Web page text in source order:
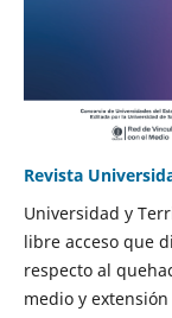
Revista
Universidad y
libre acceso que
respecto al
medio y